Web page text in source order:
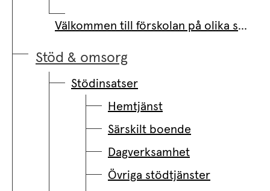
Välkommen till förskolan på olika språk
Stöd & omsorg
Stödinsatser
Hemtjänst
Särskilt boende
Dagverksamhet
Övriga stödtjänster